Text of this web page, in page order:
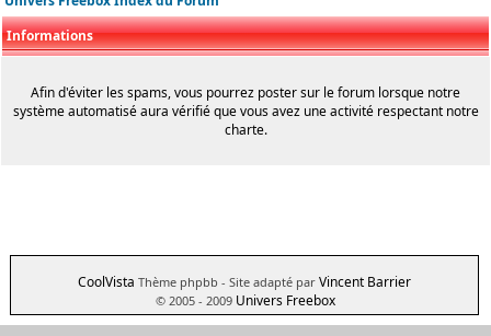
Informations
Afin d'éviter les spams, vous pourrez poster sur le forum lorsque notre
système automatisé aura vérifié que vous avez une activité respectant notre
charte.
CoolVista Thème phpbb - Site adapté par Vincent Barrier
© 2005 - 2009 Univers Freebox